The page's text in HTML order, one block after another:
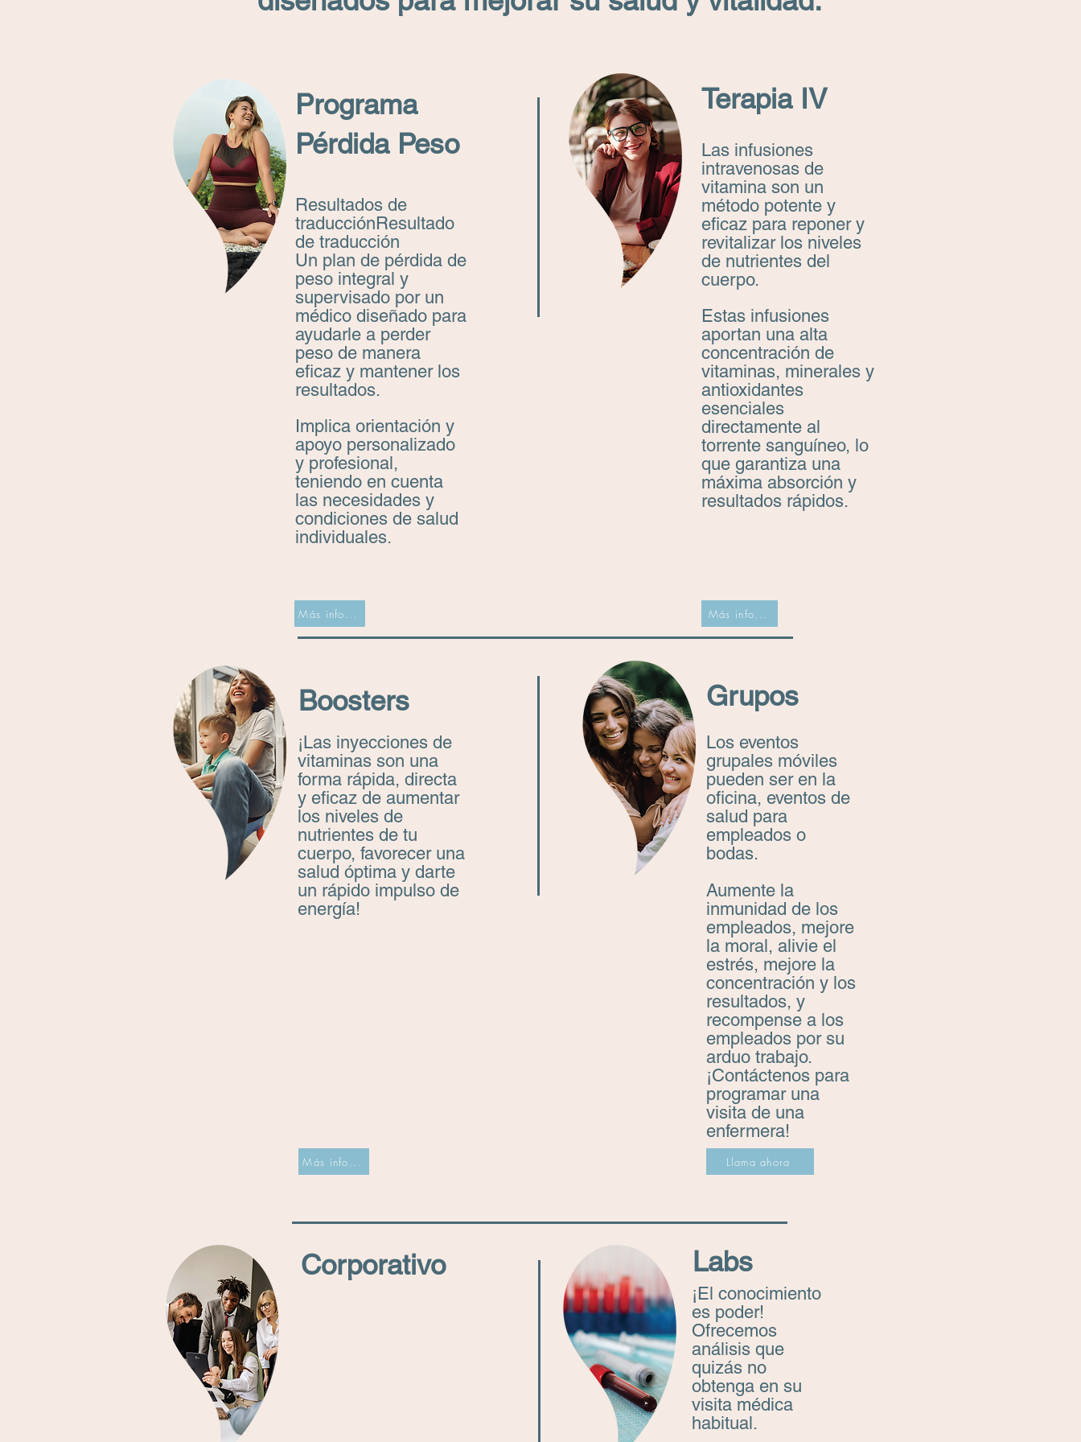
Programa
Pérdida Peso
Resultados de
traducciónResultado
de traducción
Un plan de pérdida de
peso integral y
supervisado por un
médico diseñado para
ayudarle a perder
peso de manera
eficaz y mantener los
resultados.
Implica orientación y
apoyo personalizado
y profesional,
teniendo en cuenta
las necesidades y
condiciones de salud
individuales.
Más info...
Terapia IV
Las infusiones
intravenosas de
vitamina son un
método potente y
eficaz para reponer y
revitalizar los niveles
de nutrientes del
cuerpo.
Estas infusiones
aportan una alta
concentración de
vitaminas, minerales y
antioxidantes
esenciales
directamente al
torrente sanguíneo, lo
que garantiza una
máxima absorción y
resultados rápidos.
Más info...
Boosters
¡Las inyecciones de
vitaminas son una
forma rápida, directa
y eficaz de aumentar
los niveles de
nutrientes de tu
cuerpo, favorecer una
salud óptima y darte
un rápido impulso de
energía!
Grupos
Los eventos
grupales móviles
pueden ser en la
oficina, eventos de
salud para
empleados o
bodas.
Aumente la
inmunidad de los
empleados, mejore
la moral, alivie el
estrés, mejore la
concentración y los
resultados, y
recompense a los
empleados por su
arduo trabajo.
¡Contáctenos para
programar una
visita de una
enfermera!
Más info... Llama ahora
Corporativo Labs
¡El conocimiento
es poder!
Ofrecemos
análisis que
quizás no
obtenga en su
visita médica
habitual.